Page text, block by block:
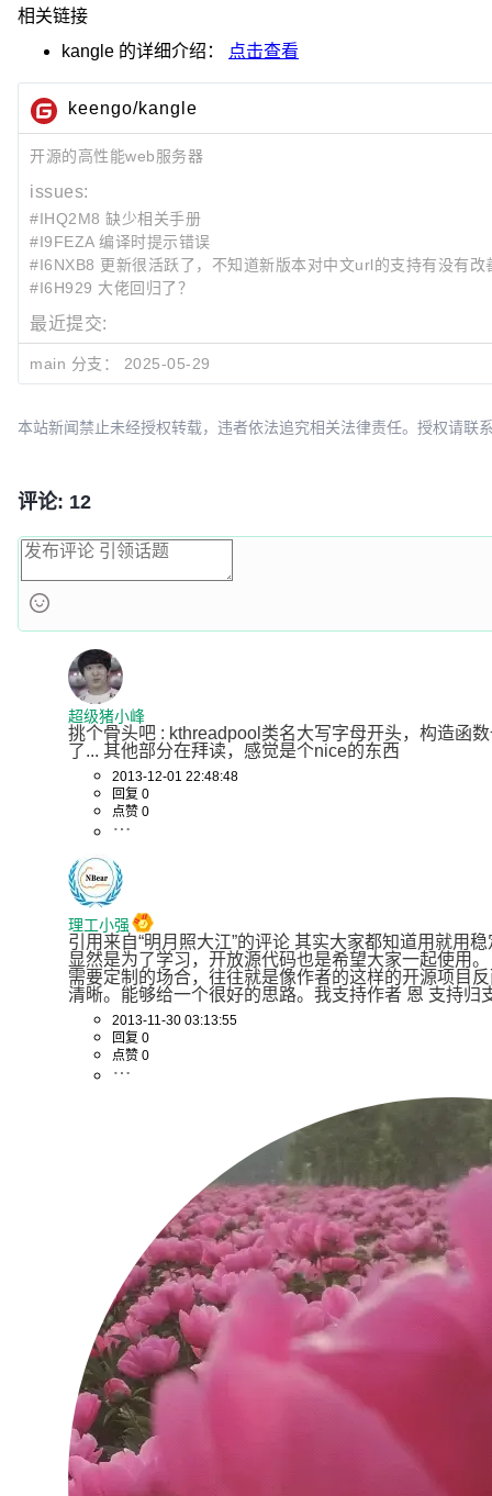
相关链接
kangle 的详细介绍： 点击查看
keengo/kangle
开源的高性能web服务器
issues:
#IHQ2M8 缺少相关手册
#I9FEZA 编译时提示错误
#I6NXB8 更新很活跃了，不知道新版本对中文url的支持有没有改
#I6H929 大佬回归了？
最近提交:
2709fca6
update kasync submodule
main 分支： 2025-05-29
本站新闻禁止未经授权转载，违者依法追究相关法律责任。授权请联
评论: 12
超级猪小峰
挑个骨头吧 : kthreadpool类名大写字母开头，构造函
了... 其他部分在拜读，感觉是个nice的东西
2013-12-01 22:48:48
回复 0
点赞 0
理工小强
引用来自“明月照大江”的评论 其实大家都知道用就用
显然是为了学习，开放源代码也是希望大家一起使用
需要定制的场合，往往就是像作者的这样的开源项目
清晰。能够给一个很好的思路。我支持作者 恩 支持归
2013-11-30 03:13:55
回复 0
点赞 0